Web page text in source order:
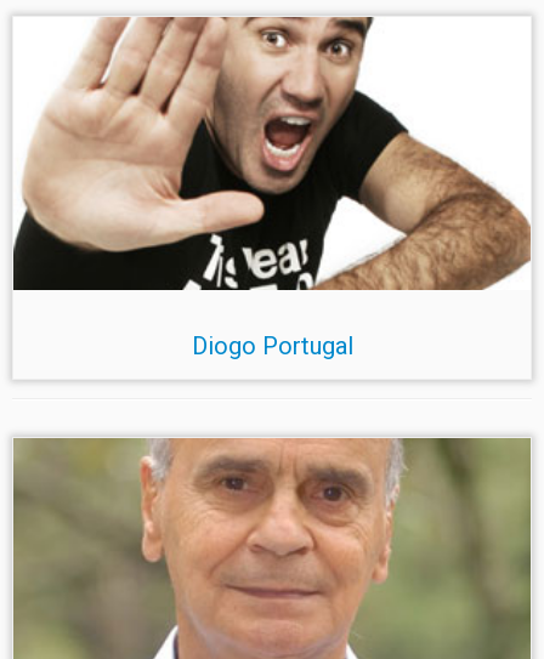
Diogo Portugal